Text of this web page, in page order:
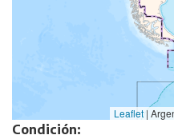
Leaflet |
Condición: